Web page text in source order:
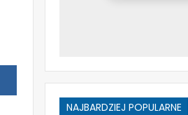
NAJBARDZIEJ POPULARNE